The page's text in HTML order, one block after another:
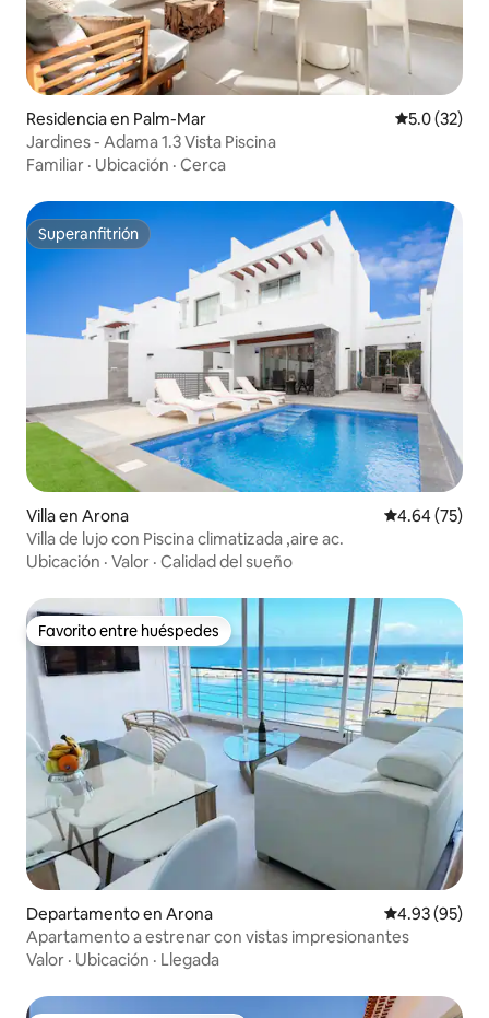
Residencia en Palm-Mar Calificación
5.0 (32)
Jardines - Adama 1.3 Vista Piscina
Familiar · Ubicación · Cerca
Superanfitrión
Superanfitrión
Villa en Arona Calificación
4.64 (75)
Villa de lujo con Piscina climatizada ,aire ac.
Ubicación · Valor · Calidad del sueño
Favorito entre huéspedes
Favorito entre huéspedes
Departamento en Arona Calificación
4.93 (95)
Apartamento a estrenar con vistas impresionantes
Valor · Ubicación · Llegada